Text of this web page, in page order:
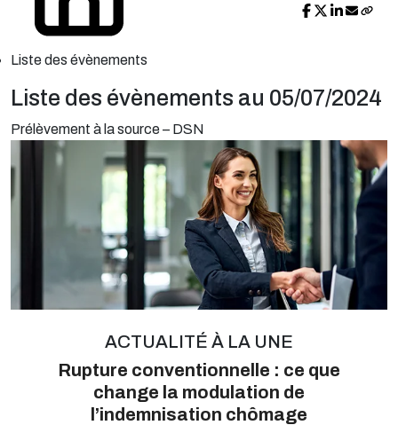
Liste des évènements
Liste des évènements au 05/07/2024
Prélèvement à la source – DSN
ACTUALITÉ À LA UNE
Rupture conventionnelle : ce que
change la modulation de
l’indemnisation chômage